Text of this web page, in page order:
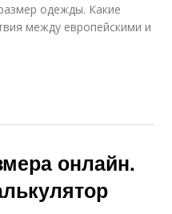
Одежда для девушек
Подростковая
одежда
одежды. Какие
между европейскими и
онлайн.